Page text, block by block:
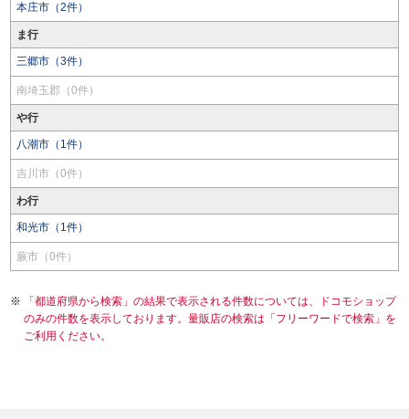
本庄市（2件）
ま行
三郷市（3件）
南埼玉郡（0件）
や行
八潮市（1件）
吉川市（0件）
わ行
和光市（1件）
蕨市（0件）
「都道府県から検索」の結果で表示される件数については、ドコモショップ
のみの件数を表示しております。量販店の検索は「フリーワードで検索」を
ご利用ください。